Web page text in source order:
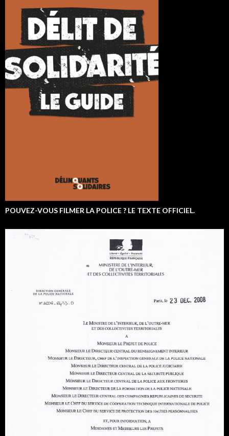
POUVEZ-VOUS FILMER LA POLICE ? LE TEXTE OFFICIEL.